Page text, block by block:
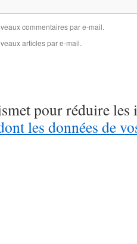
commentaires par e-mail.
articles par e-mail.
pour réduire les
les données de